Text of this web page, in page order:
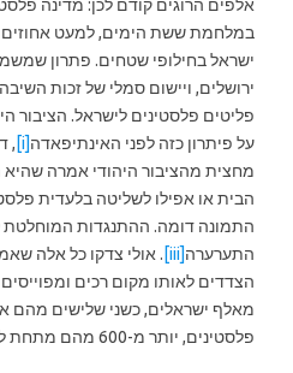
אלפים הרוגים קודם לכן: מדינה
במלחמת ששת הימים, למעט
ישראל בחילופי שטחים. פתרון
ירושלים, ויישום סמלי של זכות
פליטים פלסטינים לישראל. הציבור
על פיתרון כזה לפני האינתיפאדה[i]
,
מחצית מהציבור היהודי אמרה
הבית או אפילו לשליטה בלעדית
התמונה דומה. ההתנגדות המוחלטת
התערערה[iii]
. אולי צדקו כל אלה
הצדדים לאותו מקום רכים
פלסטינים, יותר מ-600 מהם מתחת לגיל 18.